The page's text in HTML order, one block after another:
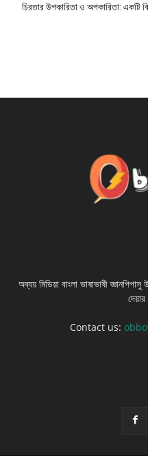
চিরতার উপকারিতা ও অপকারিতা: একটি
অব্যয় মিডিয়া বাংলা ভাষাভাষী জ্ঞানপিপাসু
Contact us: